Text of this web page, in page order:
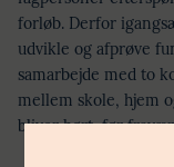
forløb. Derfor
udvikle og afprøve
samarbejde med to
mellem skole, hjem
bliver hørt, før